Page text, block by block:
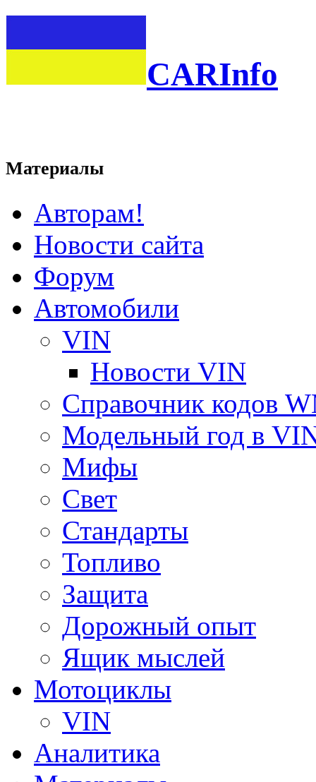
CARInfo
Материалы
Авторам!
Новости сайта
Форум
Автомобили
VIN
Новости VIN
Справочник кодов
Модельный год в
Мифы
Свет
Стандарты
Топливо
Защита
Дорожный опыт
Ящик мыслей
Мотоциклы
VIN
Аналитика